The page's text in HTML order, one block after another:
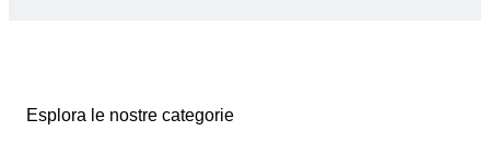
Esplora le nostre categorie